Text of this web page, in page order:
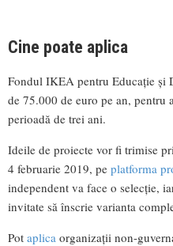
Cine poate aplica
Fondul IKEA pentru Educație și
de 75.000 de euro pe an,
perioadă de trei ani.
Ideile de proiecte vor fi trimise
4 februarie 2019, pe platforma
independent va face o selecție,
invitate să înscrie varianta
Pot aplica organizații non-